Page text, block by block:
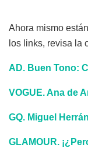
Ahora mismo
los links, revisa la
AD. Buen Tono:
VOGUE. Ana de
GQ. Miguel
GLAMOUR.